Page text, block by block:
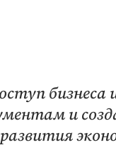
бизнеса
и